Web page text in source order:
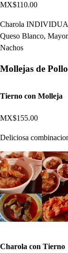
MX$110.00
Charola
Queso Blanco,
Nachos
Mollejas de
Tierno con Molleja
MX$155.00
Deliciosa
Charola con Tierno